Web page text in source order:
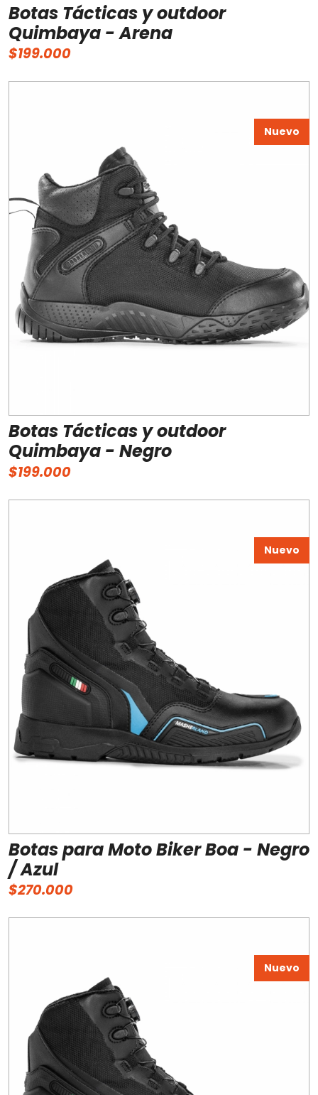
Botas Tácticas y outdoor
Quimbaya - Arena
$199.000
Botas Tácticas y outdoor
Quimbaya - Negro
Nuevo
$199.000
Botas para Moto Biker Boa - Negro
/ Azul
Nuevo
$270.000
Nuevo